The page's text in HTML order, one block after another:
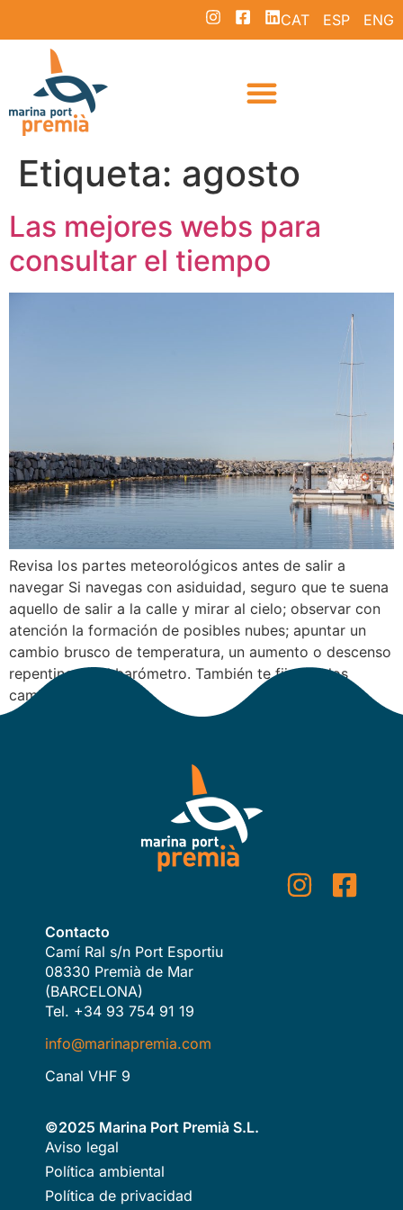
CAT ESP ENG
Etiqueta: agosto
Las mejores webs para
consultar el tiempo
Revisa los partes meteorológicos antes de salir a
navegar Si navegas con asiduidad, seguro que te suena
aquello de salir a la calle y mirar al cielo; observar con
atención la formación de posibles nubes; apuntar un
cambio brusco de temperatura, un aumento o descenso
repentino en el barómetro. También te fijas en los
cambios […]
Contacto
Camí Ral s/n Port Esportiu
08330 Premià de Mar
(BARCELONA)
Tel. +34 93 754 91 19
info@marinapremia.com
Canal VHF 9
©2025 Marina Port Premià S.L.
Aviso legal
Política ambiental
Política de privacidad